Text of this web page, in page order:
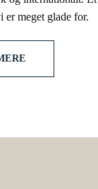
er meget glade for.